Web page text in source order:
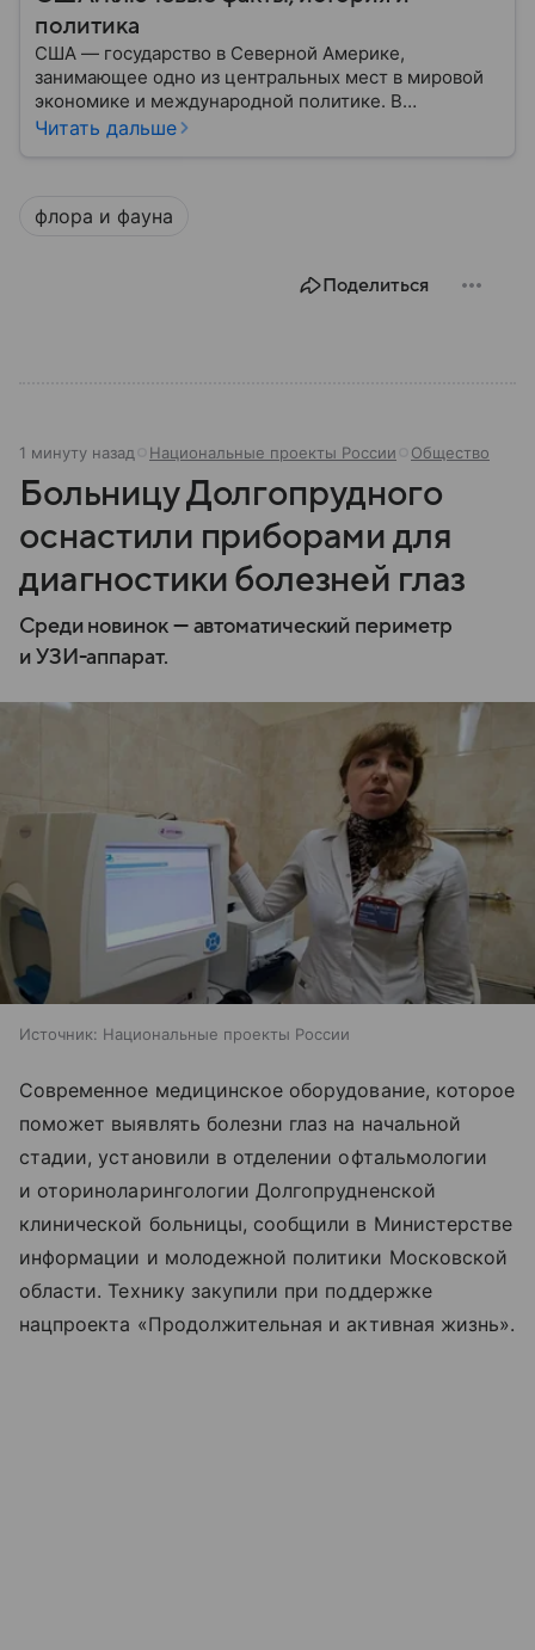
политика
США — государство в Северной Америке,
занимающее одно из центральных мест в мировой
экономике и международной политике. В
материале — основные сведения об этой стране.
Читать дальше
флора и фауна
Поделиться
1 минуту назад Национальные проекты России Общество
Больницу Долгопрудного
оснастили приборами для
диагностики болезней глаз
Среди новинок — автоматический периметр
и УЗИ-аппарат.
Источник: Национальные проекты России
Современное медицинское оборудование, которое
поможет выявлять болезни глаз на начальной
стадии, установили в отделении офтальмологии
и оториноларингологии Долгопрудненской
клинической больницы, сообщили в Министерстве
информации и молодежной политики Московской
области. Технику закупили при поддержке
нацпроекта «Продолжительная и активная жизнь».